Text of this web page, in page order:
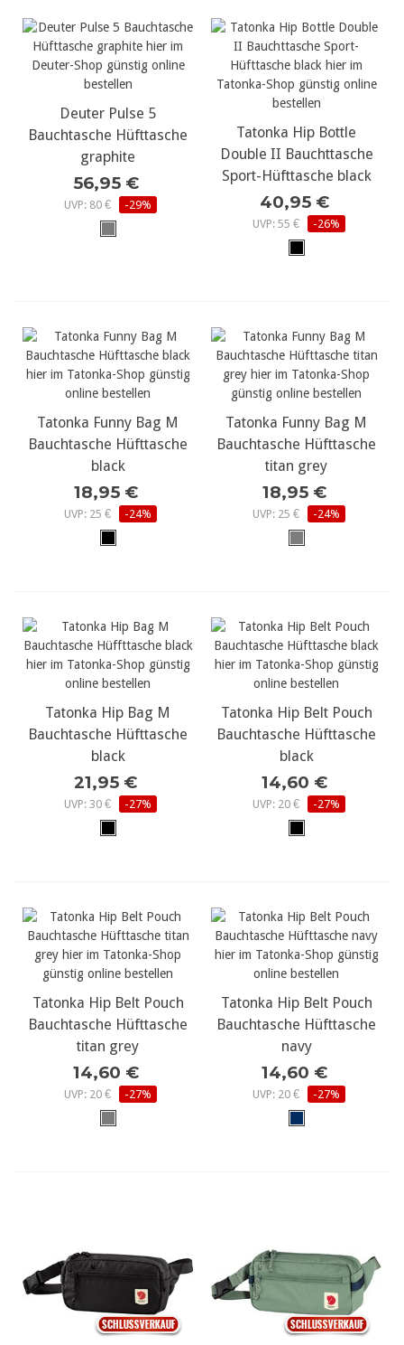
Deuter Pulse 5
Bauchtasche Hüfttasche
graphite
56,95 €
UVP: 80 € -29%
Tatonka Hip Bottle
Double II Bauchttasche
Sport-Hüfttasche black
40,95 €
UVP: 55 € -26%
Tatonka Funny Bag M
Bauchtasche Hüfttasche
black
18,95 €
UVP: 25 € -24%
Tatonka Funny Bag M
Bauchtasche Hüfttasche
titan grey
18,95 €
UVP: 25 € -24%
Tatonka Hip Bag M
Bauchtasche Hüfttasche
black
21,95 €
UVP: 30 € -27%
Tatonka Hip Belt Pouch
Bauchtasche Hüfttasche
black
14,60 €
UVP: 20 € -27%
Tatonka Hip Belt Pouch
Bauchtasche Hüfttasche
titan grey
14,60 €
UVP: 20 € -27%
Tatonka Hip Belt Pouch
Bauchtasche Hüfttasche
navy
14,60 €
UVP: 20 € -27%